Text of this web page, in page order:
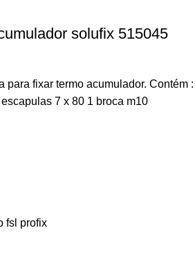
solufix 515045
para fixar termo acumulador. Contém :
7 x 80 1 broca m10